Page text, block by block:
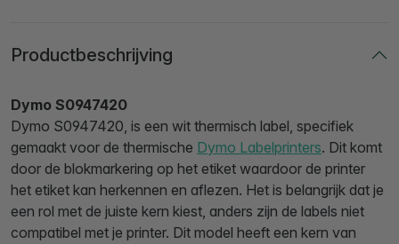
Productbeschrijving
Dymo S0947420
Dymo S0947420, is een wit thermisch label, specifiek
gemaakt voor de thermische Dymo Labelprinters. Dit komt
door de blokmarkering op het etiket waardoor de printer
het etiket kan herkennen en aflezen. Het is belangrijk dat je
een rol met de juiste kern kiest, anders zijn de labels niet
compatibel met je printer. Dit model heeft een kern van